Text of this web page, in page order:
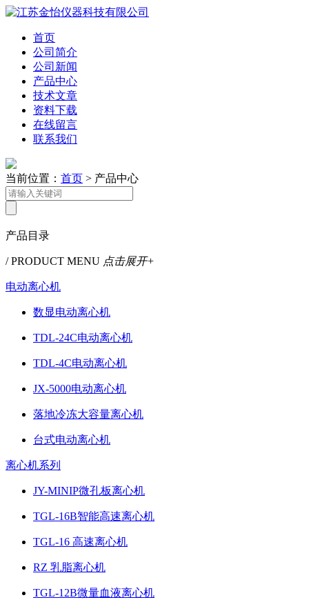
首页
公司简介
公司新闻
产品中心
技术文章
资料下载
在线留言
联系我们
当前位置： 首页 > 产品中心
产品目录
/ PRODUCT MENU 点击展开+
电动离心机
数显电动离心机
TDL-24C电动离心机
TDL-4C电动离心机
JX-5000电动离心机
落地冷冻大容量离心机
台式电动离心机
离心机系列
JY-MINIP微孔板离心机
TGL-16B智能高速离心机
TGL-16 高速离心机
RZ 乳脂离心机
TGL-12B微量血液离心机